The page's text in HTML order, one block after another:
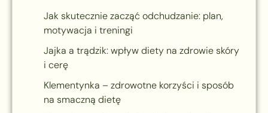
Jak skutecznie zacząć odchudzanie: plan,
motywacja i treningi
Jajka a trądzik: wpływ diety na zdrowie skóry
i cerę
Klementynka – zdrowotne korzyści i sposób
na smaczną dietę